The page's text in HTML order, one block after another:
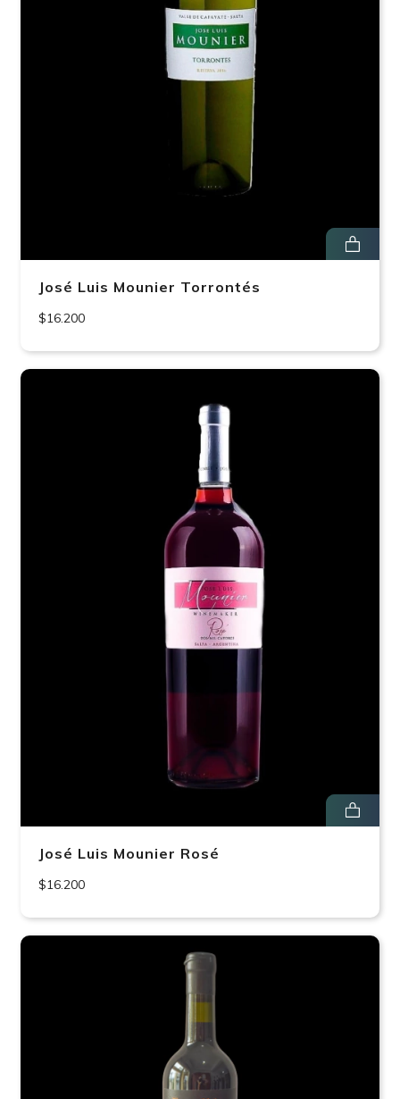
José Luis Mounier Torrontés
$16.200
José Luis Mounier Rosé
$16.200